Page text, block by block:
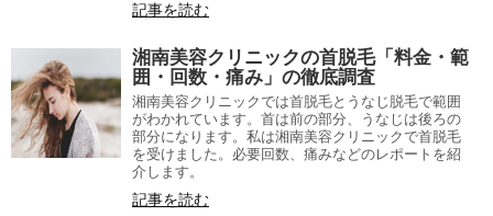
記事を読む
湘南美容クリニックの首脱毛「料金・範
囲・回数・痛み」の徹底調査
湘南美容クリニックでは首脱毛とうなじ脱毛で範囲
がわかれています。首は前の部分、うなじは後ろの
部分になります。私は湘南美容クリニックで首脱毛
を受けました。必要回数、痛みなどのレポートを紹
介します。
記事を読む